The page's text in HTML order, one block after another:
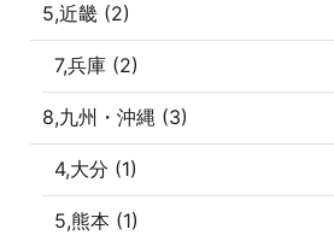
5,近畿 (2)
7,兵庫 (2)
8,九州・沖縄 (3)
4,大分 (1)
5,熊本 (1)